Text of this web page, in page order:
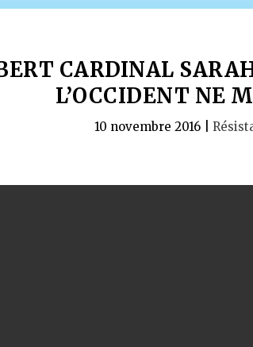
CARDINAL
L’OCCIDENT NE
10 novembre 2016 |